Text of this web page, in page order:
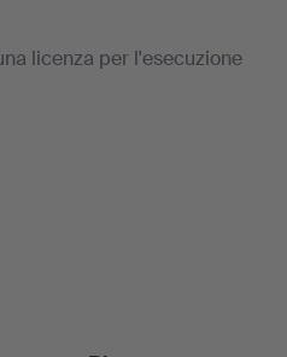
licenza per l'esecuzione